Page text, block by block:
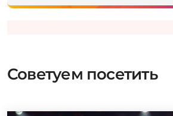
Советуем посетить